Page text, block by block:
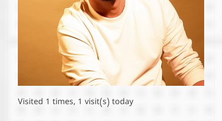
Visited 1 times, 1 visit(s) today